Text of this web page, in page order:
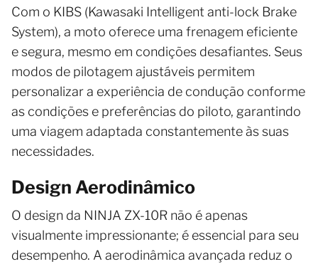
Com o KIBS (Kawasaki Intelligent anti-lock Brake
System), a moto oferece uma frenagem eficiente
e segura, mesmo em condições desafiantes. Seus
modos de pilotagem ajustáveis permitem
personalizar a experiência de condução conforme
as condições e preferências do piloto, garantindo
uma viagem adaptada constantemente às suas
necessidades.
Design Aerodinâmico
O design da NINJA ZX-10R não é apenas
visualmente impressionante; é essencial para seu
desempenho. A aerodinâmica avançada reduz o